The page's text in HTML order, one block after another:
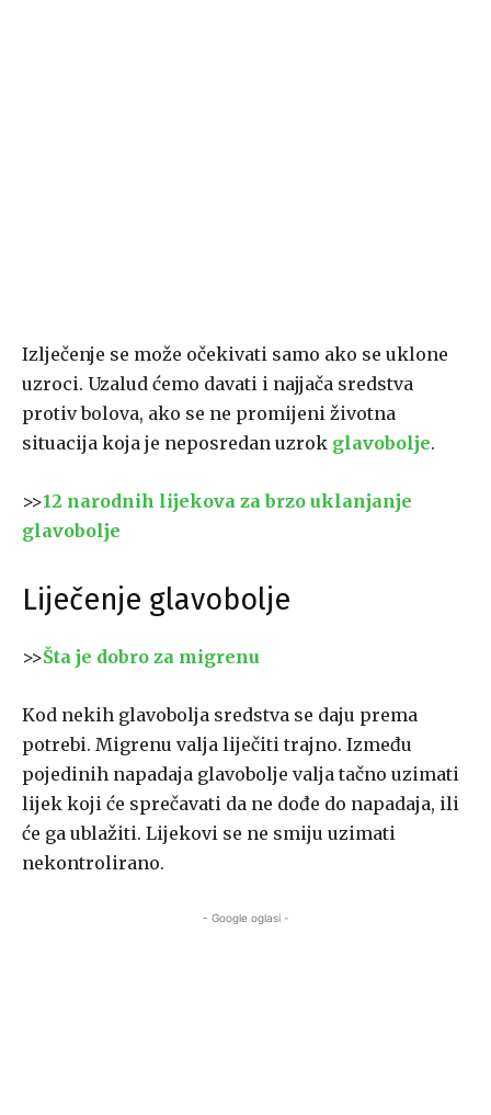
Izlječenje se može očekivati samo ako se uklone
uzroci. Uzalud ćemo davati i najjača sredstva
protiv bolova, ako se ne promijeni životna
situacija koja je neposredan uzrok glavobolje.
>>12 narodnih lijekova za brzo uklanjanje
glavobolje
Liječenje glavobolje
>>Šta je dobro za migrenu
Kod nekih glavobolja sredstva se daju prema
potrebi. Migrenu valja liječiti trajno. Između
pojedinih napadaja glavobolje valja tačno uzimati
lijek koji će sprečavati da ne dođe do napadaja, ili
će ga ublažiti. Lijekovi se ne smiju uzimati
nekontrolirano.
- Google oglasi -